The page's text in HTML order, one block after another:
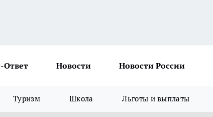
Ответ Новости Новости России
Туризм Школа Льготы и выплаты